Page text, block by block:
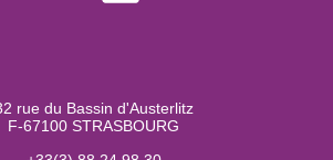
rue du Bassin d'Austerlitz
F-67100 STRASBOURG